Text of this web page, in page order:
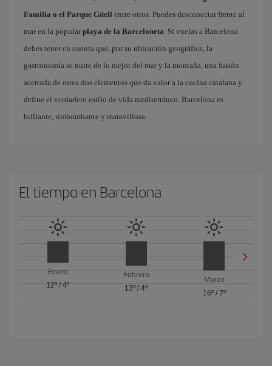
Familia o el Parque Güell entre otros. Puedes desconectar frente al
mar en la popular playa de la Barceloneta. Si vuelas a Barcelona
debes tener en cuenta que, por su ubicación geográfica, la
gastronomía se nutre de lo mejor del mar y la montaña, una fusión
acertada de estos dos elementos que da valor a la cocina catalana y
define el verdadero estilo de vida mediterráneo. Barcelona es
brillante, rimbombante y maravillosa.
El tiempo en Barcelona
Enero
12º/4º
Febrero
13º / 4º
Marzo
16º/ 7º